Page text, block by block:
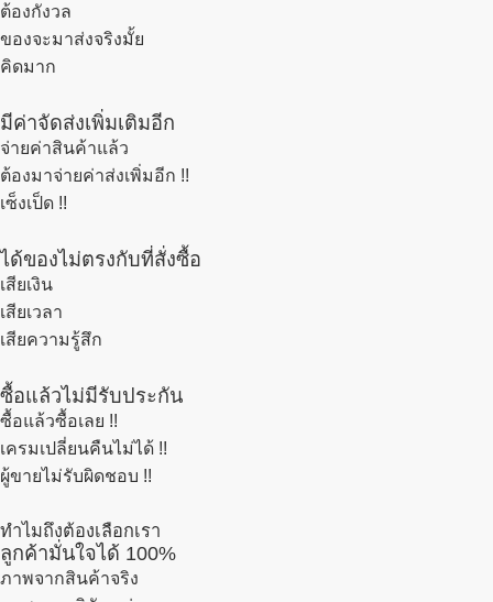
ต้องกังวล
ของจะมาส่งจริงมั้ย
คิดมาก
มีค่าจัดส่งเพิ่มเติมอีก
จ่ายค่าสินค้าแล้ว
ต้องมาจ่ายค่าส่งเพิ่มอีก !!
เซ็งเป็ด !!
ได้ของไม่ตรงกับที่สั่งซื้อ
เสียเงิน
เสียเวลา
เสียความรู้สึก
ซื้อแล้วไม่มีรับประกัน
ซื้อแล้วซื้อเลย !!
เครมเปลี่ยนคืนไม่ได้ !!
ผู้ขายไม่รับผิดชอบ !!
ทำไมถึงต้องเลือกเรา
ลูกค้ามั่นใจได้ 100%
ภาพจากสินค้าจริง